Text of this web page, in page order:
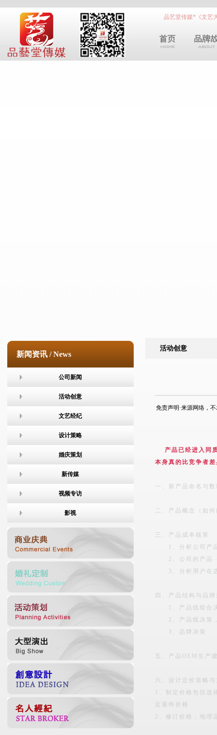
品艺堂传媒*《文艺
新闻资讯 / News
公司新闻
活动创意
文艺经纪
设计策略
婚庆策划
新传媒
视频专访
影视
活动创意
免责声明·来源网络，
产品已经进入同
本身真的比竞争者
一、新产品命名与
二、产品概念（如
三、产品成本核算
1、分析公司产品
2、公司的产品（
3、分析用户在选
四、产品结构与品
1、产品线组合
2、产品线决策，
3、品牌决策
五、产品OEM生产
六、设计定价策略
1、制定价格包括
定最终价格
2、修订价格，地理